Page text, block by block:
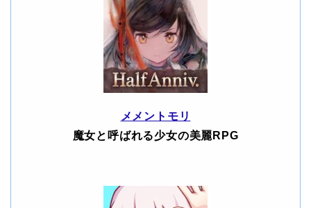
メメントモリ
魔女と呼ばれる少女の美麗RPG